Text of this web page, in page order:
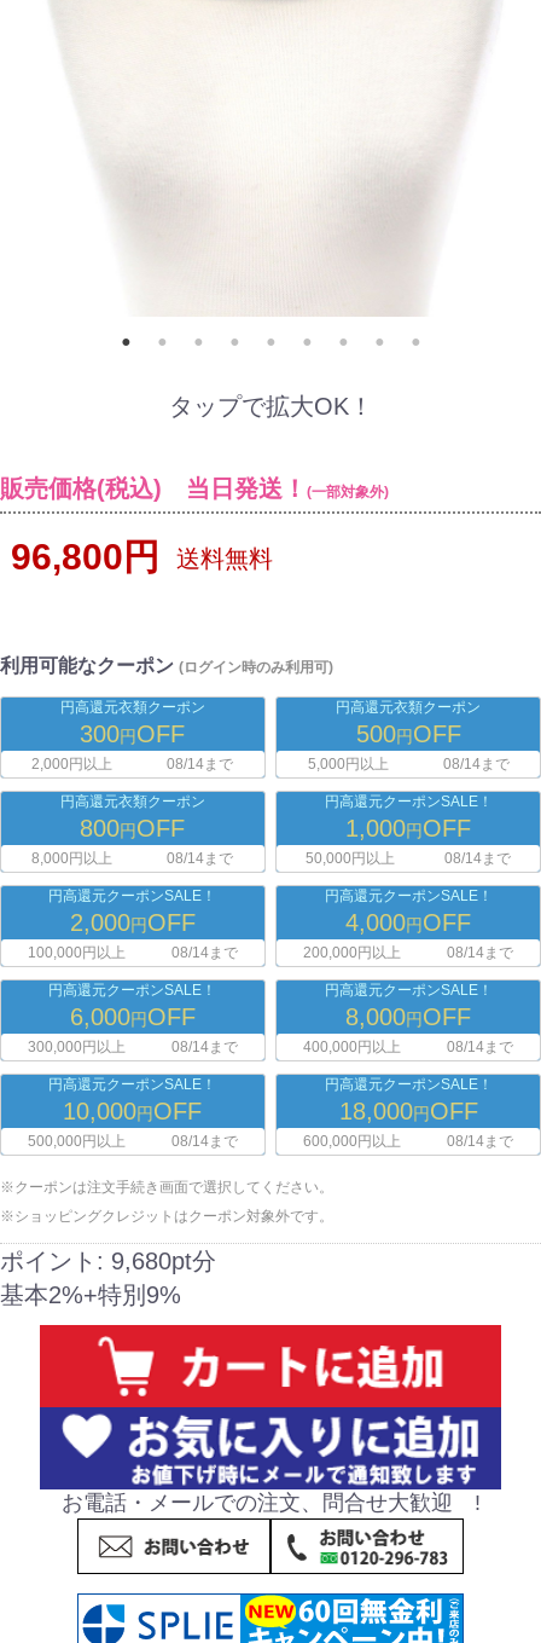
タップで拡大OK！
販売価格(税込) 当日発送！ (一部対象外)
96,800円 送料無料
利用可能なクーポン (ログイン時のみ利用可)
円高還元衣類クーポン
300円OFF
2,000円以上 08/14まで
円高還元衣類クーポン
500円OFF
5,000円以上 08/14まで
円高還元衣類クーポン
800円OFF
8,000円以上 08/14まで
円高還元クーポンSALE！
1,000円OFF
50,000円以上 08/14まで
円高還元クーポンSALE！
2,000円OFF
100,000円以上 08/14まで
円高還元クーポンSALE！
4,000円OFF
200,000円以上 08/14まで
円高還元クーポンSALE！
6,000円OFF
300,000円以上 08/14まで
円高還元クーポンSALE！
8,000円OFF
400,000円以上 08/14まで
円高還元クーポンSALE！
10,000円OFF
500,000円以上 08/14まで
円高還元クーポンSALE！
18,000円OFF
600,000円以上 08/14まで
※クーポンは注文手続き画面で選択してください。
※ショッピングクレジットはクーポン対象外です。
ポイント: 9,680pt分
基本2%+特別9%
お電話・メールでの注文、問合せ大歓迎 !